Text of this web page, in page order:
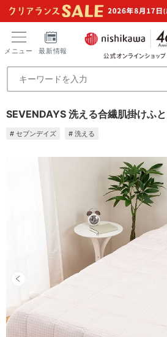
メニュー 最新情報
SEVENDAYS 洗える合繊肌掛けふと
# セブンデイズ # 洗える